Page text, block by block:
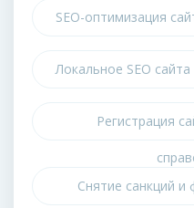
SEO-оптимизация
Локальное SEO сайта
Регистрация
Снятие санкций